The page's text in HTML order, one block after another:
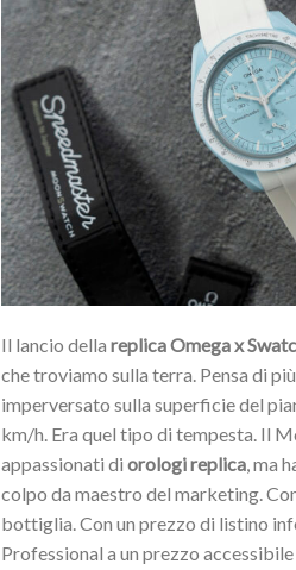
Il lancio della replica Omega x
che troviamo sulla terra. Pensa di
imperversato sulla superficie del
km/h. Era quel tipo di tempesta. Il
appassionati di orologi replica, ma
colpo da maestro del marketing.
bottiglia. Con un prezzo di listino
Professional a un prezzo